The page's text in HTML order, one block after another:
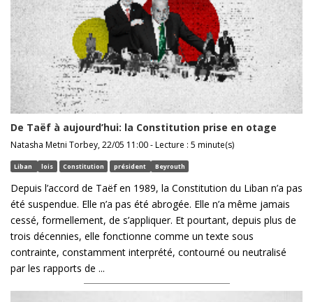
De Taëf à aujourd’hui: la Constitution prise en otage
Natasha Metni Torbey, 22/05 11:00 - Lecture : 5 minute(s)
Liban lois Constitution président Beyrouth
Depuis l’accord de Taëf en 1989, la Constitution du Liban n’a pas
été suspendue. Elle n’a pas été abrogée. Elle n’a même jamais
cessé, formellement, de s’appliquer. Et pourtant, depuis plus de
trois décennies, elle fonctionne comme un texte sous
contrainte, constamment interprété, contourné ou neutralisé
par les rapports de ...